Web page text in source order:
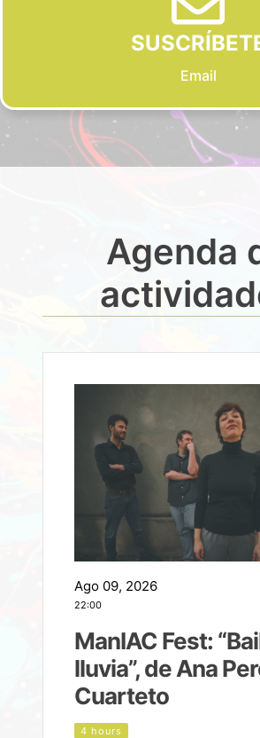
Email
Agenda
Ago 09, 2026
22:00
ManIAC Fest:
lluvia”, de Ana
Cuarteto
4 hours